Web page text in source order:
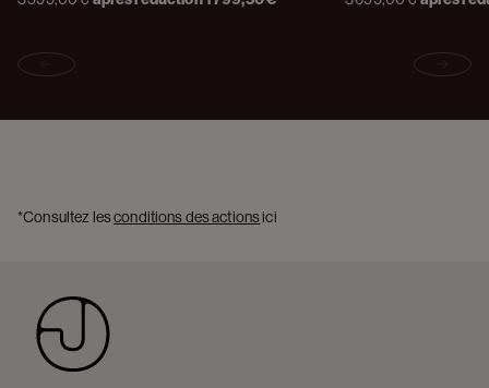
Previous slide Next
*Consultez les conditions des actions ici